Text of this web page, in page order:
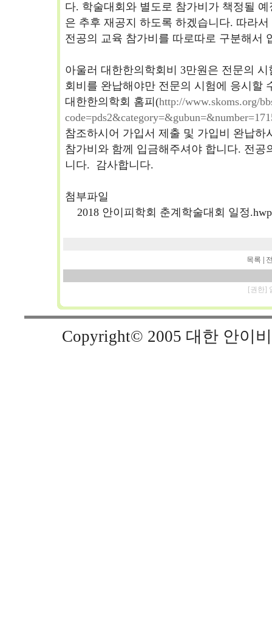
다. 학술대회와 별도로 참가비가 책정될
은 추후 재공지 하도록 하겠습니다. 따라
전공의 교육 참가비를 따로따로 구분해서
아울러 대한한의학회비 3만원은 전문의
회비를 완납해야만 전문의 시험에 응시할
대한한의학회 홈피(http://www.skoms.org/
참조하시어 가입서 제출 및 가입비 완납
참가비와 함께 입금해주셔야 합니다. 전
니다. 감사합니다.
첨부파일
2018 안이피학회 춘계학술대회 일정
목록
[권한]
Copyright© 2005 대한 안이